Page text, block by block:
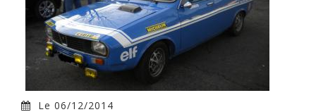
Le 06/12/2014